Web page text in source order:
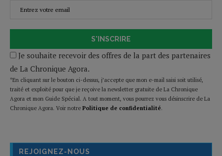
S'INSCRIRE
Je souhaite recevoir des offres de la part des partenaires
de La Chronique Agora.
*En cliquant sur le bouton ci-dessus, j’accepte que mon e-mail saisi soit utilisé,
traité et exploité pour que je reçoive la newsletter gratuite de La Chronique
Agora et mon Guide Spécial. A tout moment, vous pourrez vous désinscrire de La
Chronique Agora. Voir notre Politique de confidentialité.
REJOIGNEZ-NOUS